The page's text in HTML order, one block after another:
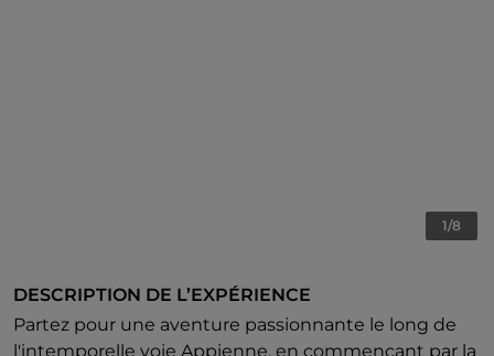
1/8
DESCRIPTION DE L’EXPÉRIENCE
Partez pour une aventure passionnante le long de
l'intemporelle voie Appienne, en commençant par la